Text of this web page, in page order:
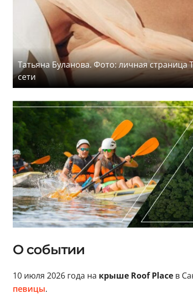
Татьяна Буланова. Фото: личная страница
сети
О событии
10 июля 2026 года на крыше Roof Place в
певицы.